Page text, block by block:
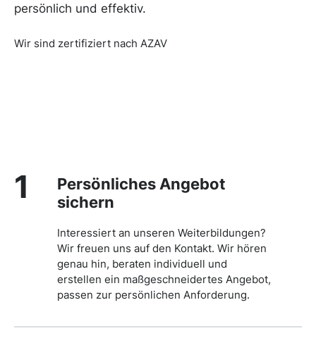
persönlich und effektiv.
Wir sind zertifiziert nach AZAV
1
Persönliches Angebot
sichern
Interessiert an unseren Weiterbildungen?
Wir freuen uns auf den Kontakt. Wir hören
genau hin, beraten individuell und
erstellen ein maßgeschneidertes Angebot,
passen zur persönlichen Anforderung.